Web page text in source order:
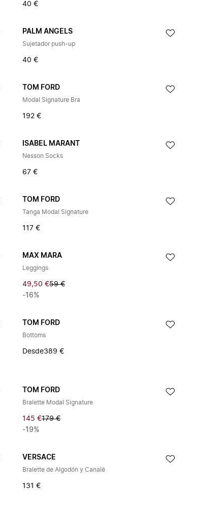
40 €
PALM ANGELS
Sujetador push-up
40 €
TOM FORD
Modal Signature Bra
192 €
ISABEL MARANT
Nesson Socks
67 €
TOM FORD
Tanga Modal Signature
117 €
MAX MARA
Leggings
49,50 €59 €
-16%
TOM FORD
Bottoms
Desde389 €
TOM FORD
Bralette Modal Signature
145 €179 €
-19%
VERSACE
Bralette de Algodón y Canalé
131 €